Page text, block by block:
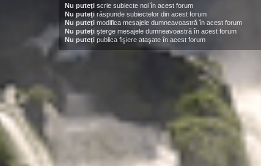
Nu puteţi scrie subiecte noi în acest forum
Nu puteţi răspunde subiectelor din acest forum
Nu puteţi modifica mesajele dumneavoastră în acest forum
Nu puteţi şterge mesajele dumneavoastră în acest forum
Nu puteţi publica fişiere ataşate în acest forum